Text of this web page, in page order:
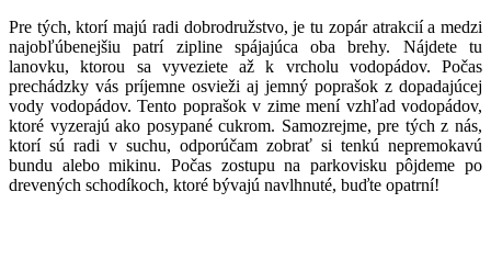
Pre tých, ktorí majú radi dobrodružstvo, je tu zopár atrakcií a medzi
najobľúbenejšiu patrí zipline spájajúca oba brehy. Nájdete tu
lanovku, ktorou sa vyveziete až k vrcholu vodopádov. Počas
prechádzky vás príjemne osvieži aj jemný poprašok z dopadajúcej
vody vodopádov. Tento poprašok v zime mení vzhľad vodopádov,
ktoré vyzerajú ako posypané cukrom. Samozrejme, pre tých z nás,
ktorí sú radi v suchu, odporúčam zobrať si tenkú nepremokavú
bundu alebo mikinu. Počas zostupu na parkovisku pôjdeme po
drevených schodíkoch, ktoré bývajú navlhnuté, buďte opatrní!